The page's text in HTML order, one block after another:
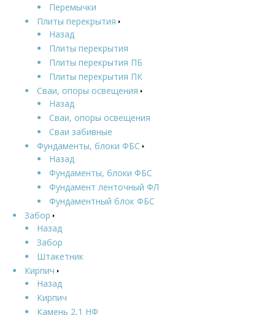
Перемычки
Плиты перекрытия
Назад
Плиты перекрытия
Плиты перекрытия ПБ
Плиты перекрытия ПК
Сваи, опоры освещения
Назад
Сваи, опоры освещения
Сваи забивные
Фундаменты, блоки ФБС
Назад
Фундаменты, блоки ФБС
Фундамент ленточный ФЛ
Фундаментный блок ФБС
Забор
Назад
Забор
Штакетник
Кирпич
Назад
Кирпич
Камень 2,1 НФ